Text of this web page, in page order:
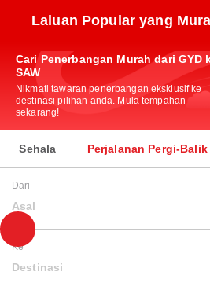
Laluan Popular yang
Cari Penerbangan Murah dari GYD
SAW
Nikmati tawaran penerbangan eksklusif ke
destinasi pilihan anda. Mula tempahan
sekarang!
Sehala Perjalanan Pergi-Balik
Dari
Asal
Ke
Destinasi